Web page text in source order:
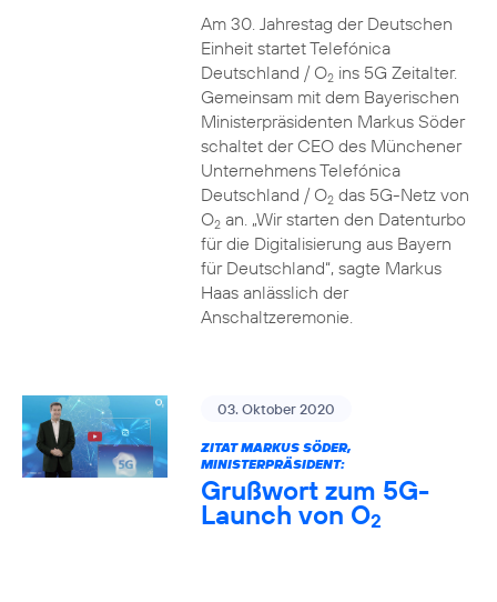
Am 30. Jahrestag der Deutschen
Einheit startet Telefónica
Deutschland / O2ins 5G Zeitalter.
Gemeinsam mit dem Bayerischen
Ministerpräsidenten Markus Söder
schaltet der CEO des Münchener
Unternehmens Telefónica
Deutschland / O2das 5G-Netz von
O2an. „Wir starten den Datenturbo
für die Digitalisierung aus Bayern
für Deutschland“, sagte Markus
Haas anlässlich der
Anschaltzeremonie.
03. Oktober 2020
ZITAT MARKUS SÖDER,
MINISTERPRÄSIDENT:
Grußwort zum 5G-
Launch von O2